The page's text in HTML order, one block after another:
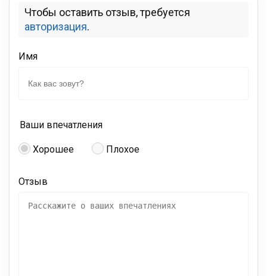
Чтобы оставить отзыв, требуется
авторизация.
Имя
Ваши впечатления
Хорошее Плохое
Отзыв